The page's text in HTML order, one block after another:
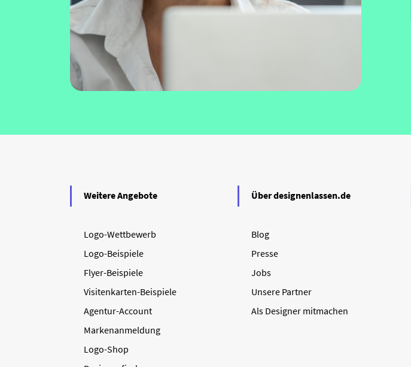
Weitere Angebote
Logo-Wettbewerb
Logo-Beispiele
Flyer-Beispiele
Visitenkarten-Beispiele
Agentur-Account
Markenanmeldung
Logo-Shop
Über designenlassen.de
Blog
Presse
Jobs
Unsere Partner
Als Designer mitmachen